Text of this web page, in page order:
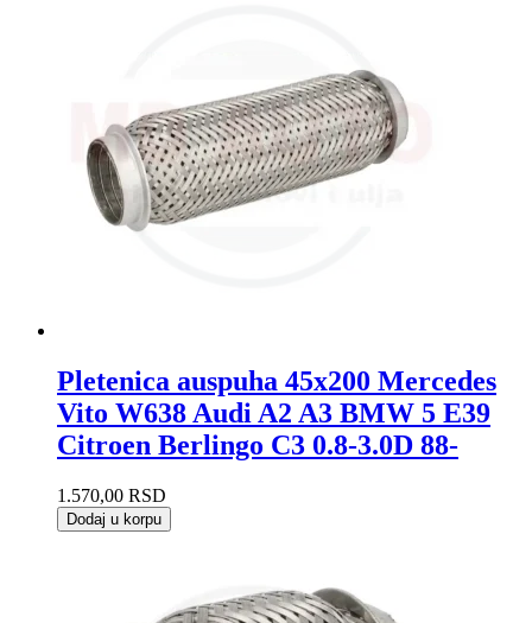
Pletenica auspuha 45x200 Mercedes
Vito W638 Audi A2 A3 BMW 5 E39
Citroen Berlingo C3 0.8-3.0D 88-
1.570,00 RSD
Dodaj u korpu